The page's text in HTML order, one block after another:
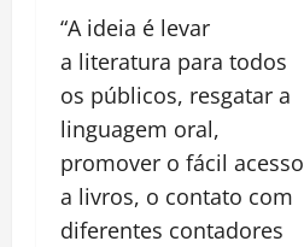
“A ideia é levar
a literatura para todos
os públicos, resgatar a
linguagem oral,
promover o fácil acesso
a livros, o contato com
diferentes contadores